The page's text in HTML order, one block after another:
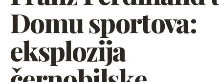
Domu sportova:
eksplozija